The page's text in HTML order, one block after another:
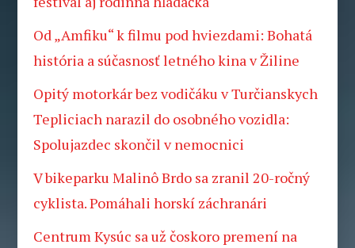
Od „Amfiku“ k filmu pod hviezdami: Bohatá
história a súčasnosť letného kina v Žiline
Opitý motorkár bez vodičáku v Turčianskych
Tepliciach narazil do osobného vozidla:
Spolujazdec skončil v nemocnici
V bikeparku Malinô Brdo sa zranil 20-ročný
cyklista. Pomáhali horskí záchranári
Centrum Kysúc sa už čoskoro premení na